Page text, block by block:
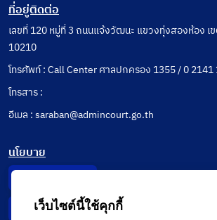
ที่อยู่ติดต่อ
เลขที่ 120 หมู่ที่ 3 ถนนแจ้งวัฒนะ แขวงทุ่งสองห้อง เ
10210
โทรศัพท์ : Call Center ศาลปกครอง 1355 / 0
โทรสาร :
อีเมล : saraban@admincourt.go.th
นโยบาย
Data Subject Right
เว็บไซต์นี้ใช้คุกกี้